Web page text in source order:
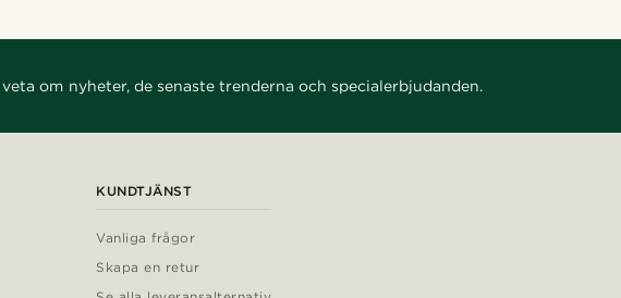
om nyheter, de senaste trenderna och specialerbjudanden.
KUNDTJÄNST
Vanliga frågor
Skapa en retur